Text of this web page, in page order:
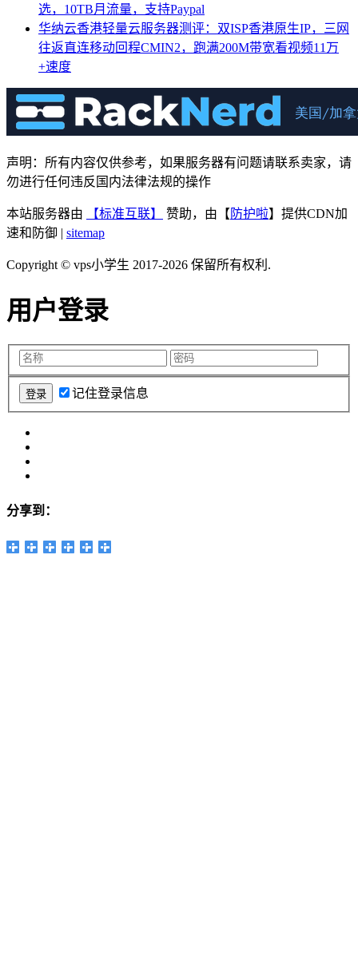
选，10TB月流量，支持Paypal
华纳云香港轻量云服务器测评：双ISP香港原生IP，三网
往返直连移动回程CMIN2，跑满200M带宽看视频11万
+速度
声明：所有内容仅供参考，如果服务器有问题请联系卖家，请
勿进行任何违反国内法律法规的操作
本站服务器由 【标准互联】 赞助，由【 防护啦】提供CDN加
速和防御 | sitemap
Copyright © vps小学生 2017-2026 保留所有权利.
用户登录
记住登录信息
分享到：